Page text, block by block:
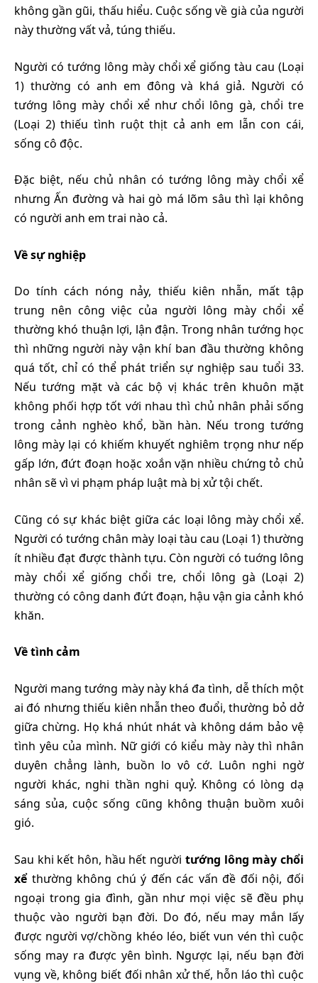
không gần gũi, thấu hiểu. Cuộc sống về già của người
này thường vất vả, túng thiếu.
Người có tướng lông mày chổi xể giống tàu cau (Loại
1) thường có anh em đông và khá giả. Người có
tướng lông mày chổi xể như chổi lông gà, chổi tre
(Loại 2) thiếu tình ruột thịt cả anh em lẫn con cái,
sống cô độc.
Đặc biệt, nếu chủ nhân có tướng lông mày chổi xể
nhưng Ấn đường và hai gò má lõm sâu thì lại không
có người anh em trai nào cả.
Về sự nghiệp
Do tính cách nóng nảy, thiếu kiên nhẫn, mất tập
trung nên công việc của người lông mày chổi xể
thường khó thuận lợi, lận đận. Trong nhân tướng học
thì những người này vận khí ban đầu thường không
quá tốt, chỉ có thể phát triển sự nghiệp sau tuổi 33.
Nếu tướng mặt và các bộ vị khác trên khuôn mặt
không phối hợp tốt với nhau thì chủ nhân phải sống
trong cảnh nghèo khổ, bần hàn. Nếu trong tướng
lông mày lại có khiếm khuyết nghiêm trọng như nếp
gấp lớn, đứt đoạn hoặc xoắn vặn nhiều chứng tỏ chủ
nhân sẽ vì vi phạm pháp luật mà bị xử tội chết.
Cũng có sự khác biệt giữa các loại lông mày chổi xể.
Người có tướng chân mày loại tàu cau (Loại 1) thường
ít nhiều đạt được thành tựu. Còn người có tuớng lông
mày chổi xể giống chổi tre, chổi lông gà (Loại 2)
thường có công danh đứt đoạn, hậu vận gia cảnh khó
khăn.
Về tình cảm
Người mang tướng mày này khá đa tình, dễ thích một
ai đó nhưng thiếu kiên nhẫn theo đuổi, thường bỏ dở
giữa chừng. Họ khá nhút nhát và không dám bảo vệ
tình yêu của mình. Nữ giới có kiểu mày này thì nhân
duyên chẳng lành, buồn lo vô cớ. Luôn nghi ngờ
người khác, nghi thần nghi quỷ. Không có lòng dạ
sáng sủa, cuộc sống cũng không thuận buồm xuôi
gió.
Sau khi kết hôn, hầu hết người tướng lông mày chổi
xểthường không chú ý đến các vấn đề đối nội, đối
ngoại trong gia đình, gần như mọi việc sẽ đều phụ
thuộc vào người bạn đời. Do đó, nếu may mắn lấy
được người vợ/chồng khéo léo, biết vun vén thì cuộc
sống may ra được yên bình. Ngược lại, nếu bạn đời
vụng về, không biết đối nhân xử thế, hỗn láo thì cuộc